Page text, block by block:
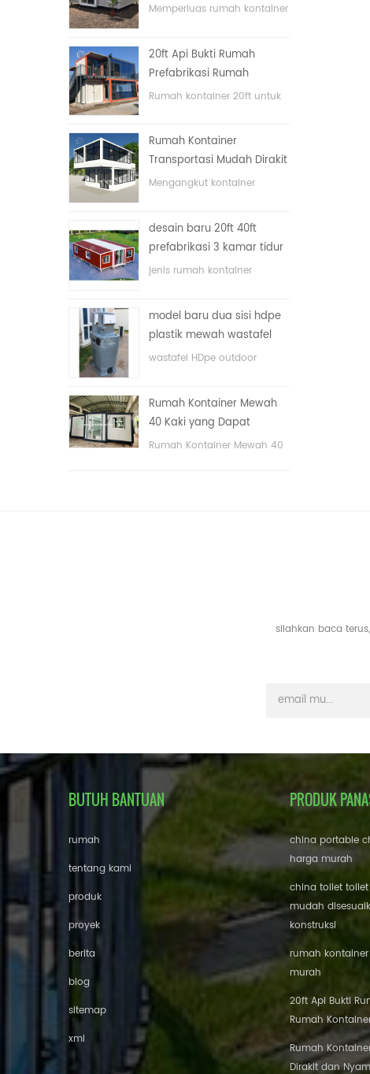
Memperluas rumah kontainer
20ft Api Bukti Rumah
Prefabrikasi Rumah
Kontainer Rumah di Cina
Rumah kontainer 20ft untuk
Rumah Kontainer
Transportasi Mudah Dirakit
dan Nyaman
Mengangkut kontainer
desain baru 20ft 40ft
prefabrikasi 3 kamar tidur
rumah kontainer kecil
jenis rumah kontainer
kamar tidur, satu kamar
mandi dan dengan sistem
listrik.
model baru dua sisi hdpe
plastik mewah wastafel
kamar mandi umum
wastafel HDpe outdoor
nbsp;
Rumah Kontainer Mewah
40 Kaki yang Dapat
Diperluas Dengan Tiga
Rumah Kontainer Mewah 40
silahkan baca
BUTUH BANTUAN
rumah
tentang kami
produk
proyek
berita
blog
sitemap
xml
PRODUK
china portable
harga murah
china toilet
mudah
konstruksi
rumah
murah
20ft Api Bukti
Rumah
Rumah
Dirakit dan